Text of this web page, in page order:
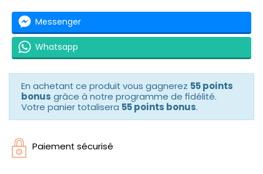
Messenger
Whatsapp
En achetant ce produit vous gagnerez 55 points
bonus grâce à notre programme de fidélité.
Votre panier totalisera 55 points bonus.
Paiement sécurisé